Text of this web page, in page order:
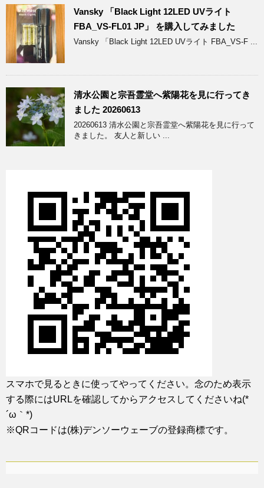
Vansky 「Black Light 12LED UVライト
FBA_VS-FL01 JP」 を購入してみました
Vansky 「Black Light 12LED UVライト FBA_VS-F ...
清水公園と宗吾霊堂へ紫陽花を見に行ってき
ました 20260613
20260613 清水公園と宗吾霊堂へ紫陽花を見に行って
きました。 友人と新しい ...
スマホで見るときに使ってやってください。念のため表示
する際にはURLを確認してからアクセスしてくださいね(*
´ω｀*)
※QRコードは(株)デンソーウェーブの登録商標です。